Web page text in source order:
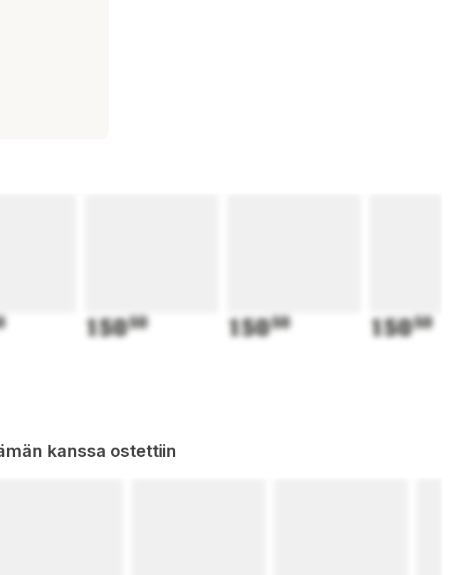
15050 15050 15050
kanssa ostettiin